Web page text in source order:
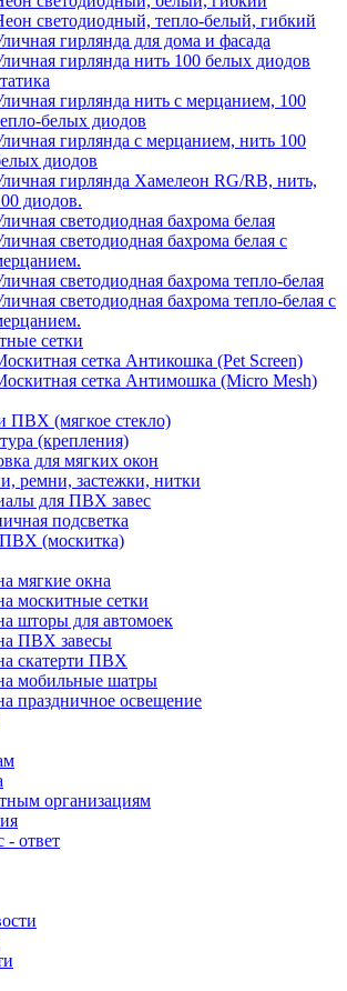
светодиодный, тепло-белый, гибкий
гирлянда для дома и фасада
гирлянда нить 100 белых диодов
гирлянда нить с мерцанием, 100
белых диодов
гирлянда с мерцанием, нить 100
диодов
гирлянда Хамелеон RG/RB, нить,
диодов.
светодиодная бахрома белая
светодиодная бахрома белая с
светодиодная бахрома тепло-белая
светодиодная бахрома тепло-белая с
сетки
сетка Антикошка (Pet Screen)
сетка Антимошка (Micro Mesh)
ПВХ (мягкое стекло)
(крепления)
для мягких окон
ремни, застежки, нитки
для ПВХ завес
подсветка
(москитка)
мягкие окна
москитные сетки
шторы для автомоек
ПВХ завесы
скатерти ПВХ
мобильные шатры
праздничное освещение
организациям
- ответ